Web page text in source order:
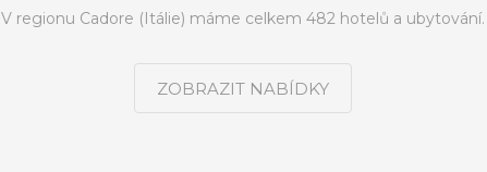
V regionu Cadore (Itálie) máme celkem 482 hotelů a ubytování.
ZOBRAZIT NABÍDKY